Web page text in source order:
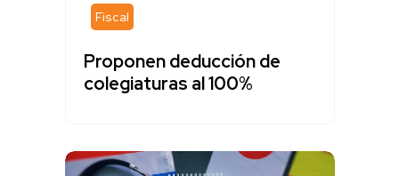
Fiscal
Proponen deducción de
colegiaturas al 100%